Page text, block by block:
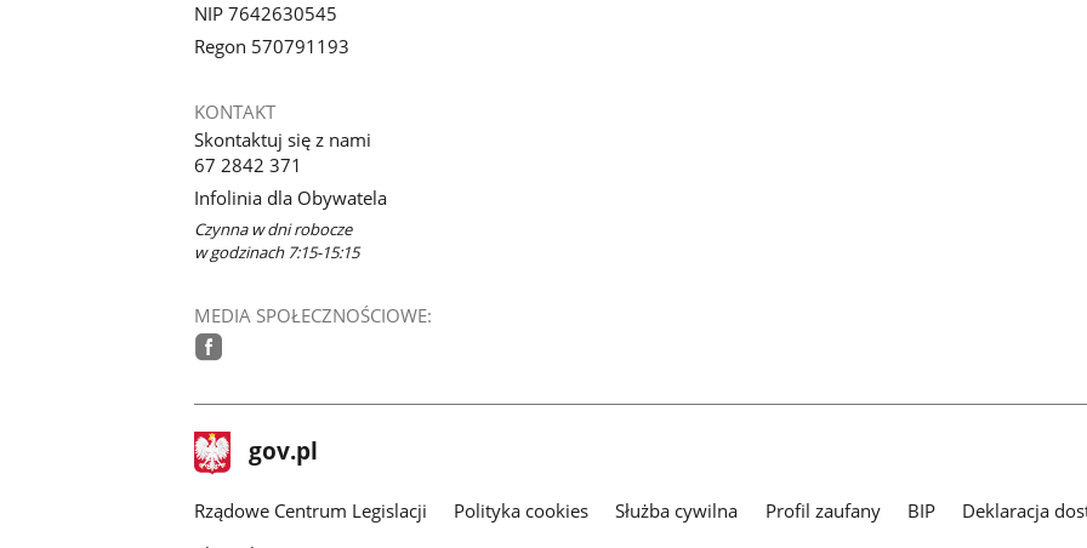
NIP 7642630545
Regon 570791193
KONTAKT
Skontaktuj się z nami
67 2842 371
Infolinia dla Obywatela
Czynna w dni robocze
w godzinach 7:15-15:15
MEDIA SPOŁECZNOŚCIOWE:
stopka
gov.pl Strona
gov.pl
Rządowe Centrum Legislacji Polityka cookies Służba cywilna Profil zaufany BIP
Deklaracja